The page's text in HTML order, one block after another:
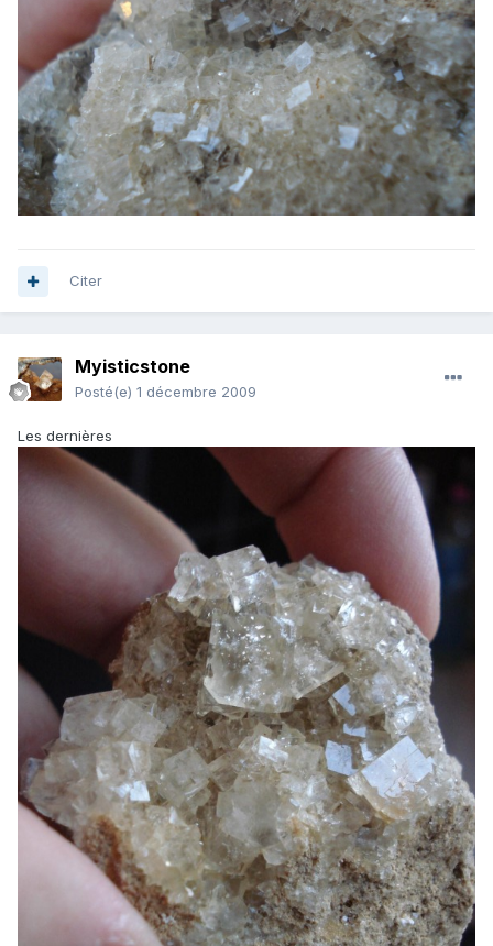
Citer
Myisticstone
Posté(e) 1 décembre 2009
Les dernières